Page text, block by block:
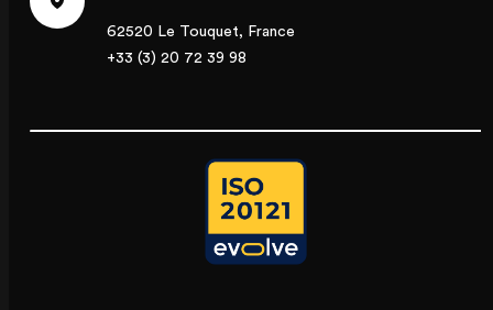
62520 Le Touquet, France
+33 (3) 20 72 39 98